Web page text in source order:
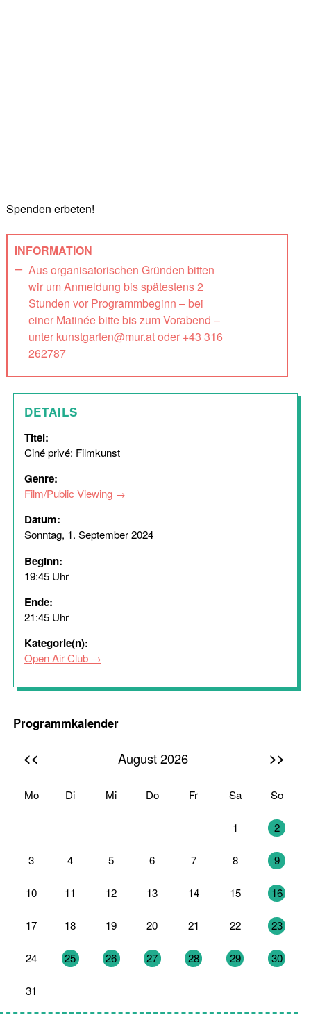
Spenden erbeten!
INFORMATION
Aus organisatorischen Gründen bitten
wir um Anmeldung bis spätestens 2
Stunden vor Programmbeginn – bei
einer Matinée bitte bis zum Vorabend –
unter kunstgarten@mur.at oder +43 316
262787
DETAILS
Titel:
Ciné privé: Filmkunst
Genre:
Film/Public Viewing
Datum:
Sonntag, 1. September 2024
Beginn:
19:45 Uhr
Ende:
21:45 Uhr
Kategorie(n):
Open Air Club
Programmkalender
<< August 2026 >>
Mo Di Mi Do Fr Sa So
1 2
3 4 5 6 7 8 9
10 11 12 13 14 15 16
17 18 19 20 21 22 23
24 25 26 27 28 29 30
31